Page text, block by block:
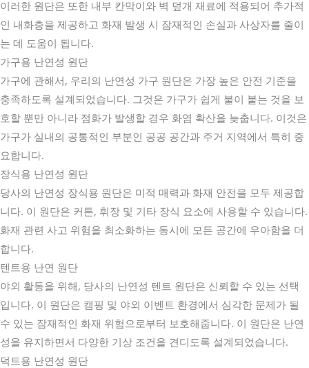
이러한 원단은 또한 내부 칸막이와 벽 덮개 재료에 적용되어 추가적
인 내화층을 제공하고 화재 발생 시 잠재적인 손실과 사상자를 줄이
는 데 도움이 됩니다.
가구용 난연성 원단
가구에 관해서, 우리의 난연성 가구 원단은 가장 높은 안전 기준을
충족하도록 설계되었습니다. 그것은 가구가 쉽게 불이 붙는 것을 보
호할 뿐만 아니라 점화가 발생할 경우 화염 확산을 늦춥니다. 이것은
가구가 실내의 공통적인 부분인 공공 공간과 주거 지역에서 특히 중
요합니다.
장식용 난연성 원단
당사의 난연성 장식용 원단은 미적 매력과 화재 안전을 모두 제공합
니다. 이 원단은 커튼, 휘장 및 기타 장식 요소에 사용할 수 있습니다.
화재 관련 사고 위험을 최소화하는 동시에 모든 공간에 우아함을 더
합니다.
텐트용 난연 원단
야외 활동을 위해, 당사의 난연성 텐트 원단은 신뢰할 수 있는 선택
입니다. 이 원단은 캠핑 및 야외 이벤트 환경에서 심각한 문제가 될
수 있는 잠재적인 화재 위험으로부터 보호해줍니다. 이 원단은 난연
성을 유지하면서 다양한 기상 조건을 견디도록 설계되었습니다.
덕트용 난연성 원단